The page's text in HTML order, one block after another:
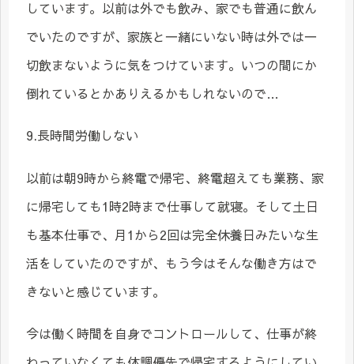
しています。以前は外でも飲み、家でも普通に飲ん
でいたのですが、家族と一緒にいない時は外では一
切飲まないように気をつけています。いつの間にか
倒れているとかありえるかもしれないので…
9.長時間労働しない
以前は朝9時から終電で帰宅、終電超えても業務、家
に帰宅しても1時2時まで仕事して就寝。そして土日
も基本仕事で、月1から2回は完全休養日みたいな生
活をしていたのですが、もう今はそんな働き方はで
きないと感じています。
今は働く時間を自身でコントロールして、仕事が終